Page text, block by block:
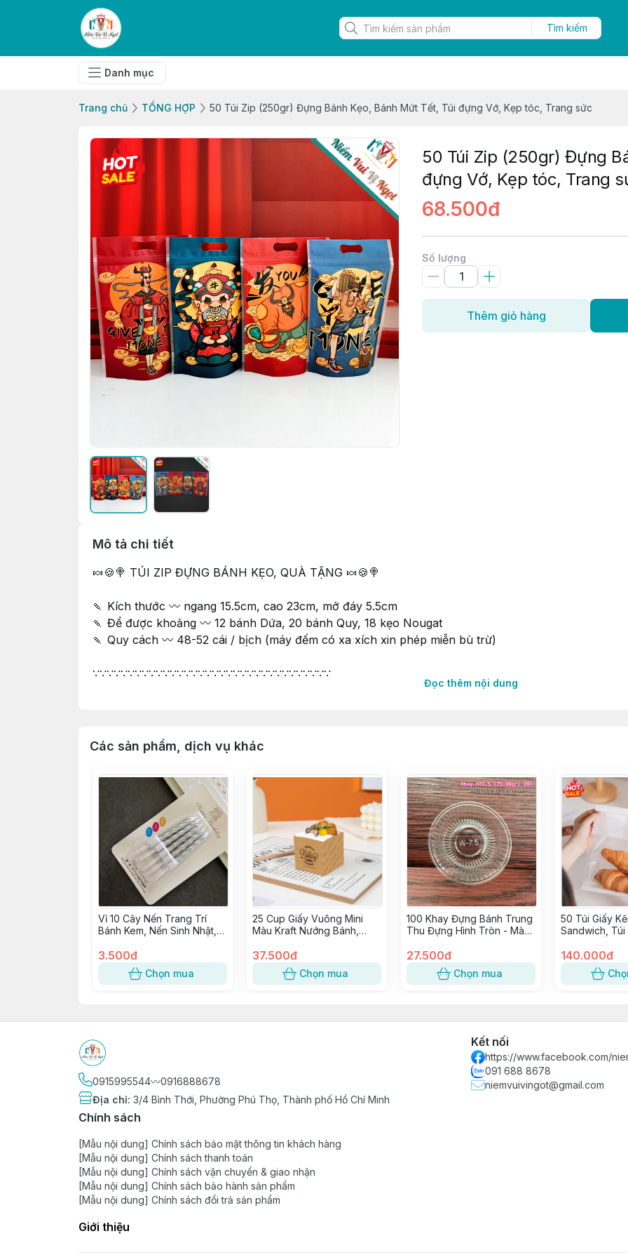
Tìm kiếm
Danh mục
Trang chủ TỔNG HỢP 50 Túi Zip (250gr) Đựng Bánh Kẹo, Bánh Mứt Tết, Túi đựng Vớ, Kẹp tóc, Trang sức
50 Túi Zip (250gr) Đựng
đựng Vớ, Kẹp tóc, Trang
68.500đ
Số lượng
Thêm giỏ hàng
Mô tả chi tiết
🍬🍪🍭 TÚI ZIP ĐỰNG BÁNH KẸO, QUÀ TẶNG 🍬🍪🍭
🍡 Kích thước 〰 ngang 15.5cm, cao 23cm, mở đáy 5.5cm
🍡 Để được khoảng 〰 12 bánh Dứa, 20 bánh Quy, 18 kẹo Nougat
🍡 Quy cách 〰 48-52 cái / bịch (máy đếm có xa xích xin phép miễn bù trừ)
∵∵∵∵∵∵∵∵∵∵∵∵∵∵∵∵∵∵∵∵∵∵∵∵∵∵∵∵∵∵∵∵∵∵
🔰 Phân phối Sỉ & Lẻ toàn quốc giá tận gốc
🔰 Nhập hàng trực tiếp, không qua trung gian từ các Nhà Máy lớn uy tín
Đọc thêm nội dung
Các sản phẩm, dịch vụ khác
Vỉ 10 Cây Nến Trang Trí
Bánh Kem, Nến Sinh Nhật,
Nhật
3.500đ
Chọn mua
25 Cup Giấy Vuông Mini
Màu Kraft Nướng Bánh,
trang trí Tiệc
37.500đ
Chọn mua
100 Khay Đựng Bánh Trung
Thu Đựng Hình Tròn - Màu
dành cho Bánh 75-80gr
27.500đ
Chọn mua
50 Túi Giấy
Sandwich,
Trung
140.000đ
0915995544〰️0916888678
Địa chỉ: 3/4 Bình Thới, Phường Phú Thọ, Thành phố Hồ Chí Minh
Kết nối
https://www.facebook.com/
091 688 8678
niemvuivingot@gmail.com
Chính sách
[Mẫu nội dung] Chính sách bảo mật thông tin khách hàng
[Mẫu nội dung] Chính sách thanh toán
[Mẫu nội dung] Chính sách vận chuyển & giao nhận
[Mẫu nội dung] Chính sách bảo hành sản phẩm
[Mẫu nội dung] Chính sách đổi trả sản phẩm
Giới thiệu